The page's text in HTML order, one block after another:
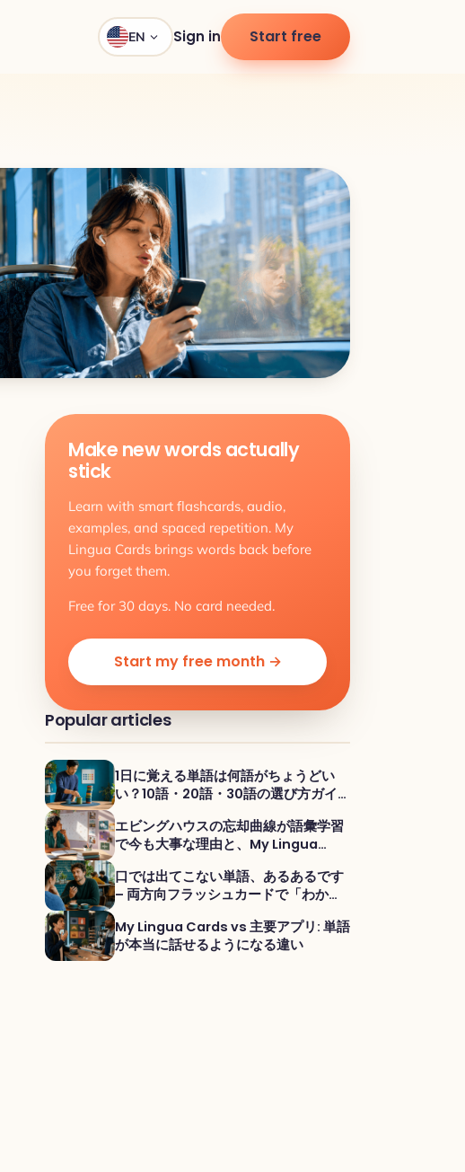
EN Sign in Start free
Make new words actually
stick
Learn with smart flashcards, audio,
examples, and spaced repetition. My
Lingua Cards brings words back before
you forget them.
Free for 30 days. No card needed.
Start my free month →
Popular articles
1日に覚える単語は何語がちょうどい
い？10語・20語・30語の選び方ガイ
エビングハウスの忘却曲線が語彙学習
で今も大事な理由と、My Lingua
口では出てこない単語、あるあるです
– 両方向フラッシュカードで「わか
My Lingua Cards vs 主要アプリ: 単語
が本当に話せるようになる違い